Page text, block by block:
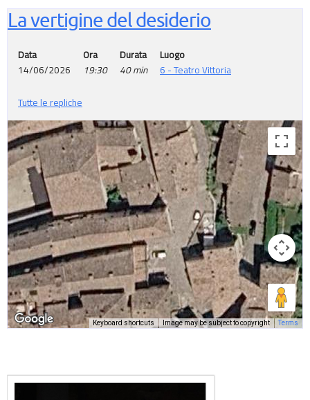
La vertigine del desiderio
Data
14/06/2026
Ora
19:30
Durata
40 min
Luogo
6 - Teatro Vittoria
Tutte le repliche
Keyboard shortcuts Image may be subject to copyright Terms